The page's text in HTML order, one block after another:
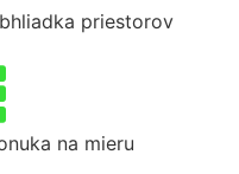
priestorov
na mieru